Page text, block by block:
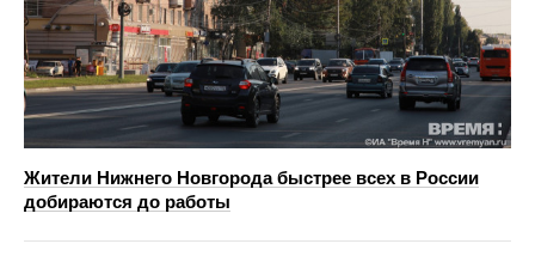
Жители Нижнего Новгорода быстрее всех в России
добираются до работы